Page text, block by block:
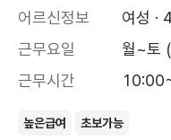
어르신정보
여성 ·
근무요일
월~토
근무시간
높은급여 초보가능